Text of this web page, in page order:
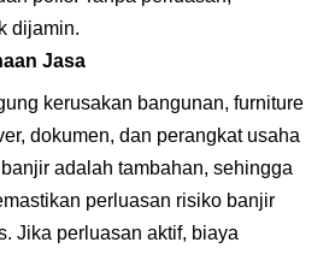
dijamin.
Jasa
kerusakan bangunan, furniture
dokumen, dan perangkat usaha
adalah tambahan, sehingga
perluasan risiko banjir
Jika perluasan aktif, biaya